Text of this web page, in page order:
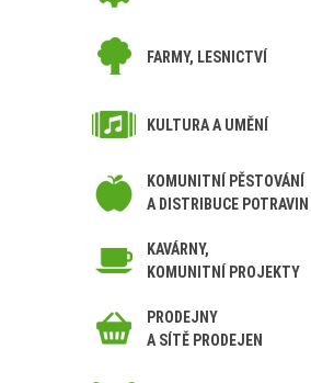
FARMY, LESNICTVÍ
KULTURA A UMĚNÍ
KOMUNITNÍ PĚSTOVÁNÍ
A DISTRIBUCE POTRAVIN
KAVÁRNY,
KOMUNITNÍ PROJEKTY
PRODEJNY
A SÍTĚ PRODEJEN